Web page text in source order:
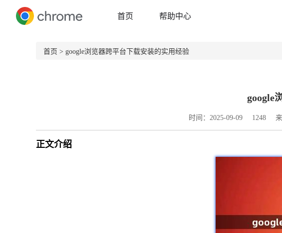
首页 帮助中心
首页 > google浏览器跨平台下载安装的实用经验
google
时间：2025-09-09 1248
正文介绍